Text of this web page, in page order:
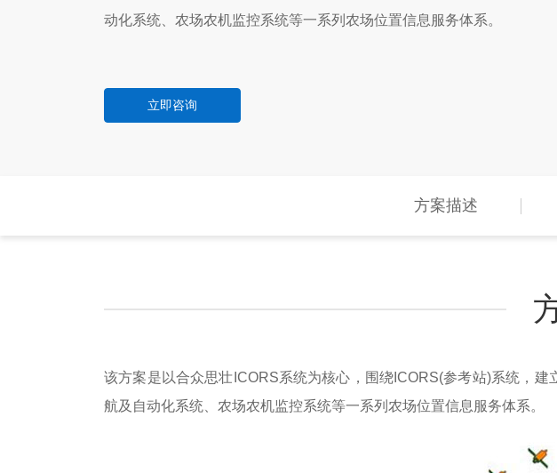
动化系统、农场农机监控系统等一系列农场位置信息服务体系。
立即咨询
方案描述
该方案是以合众思壮ICORS系统为核心，围绕ICORS(参考站)系统，
航及自动化系统、农场农机监控系统等一系列农场位置信息服务体系。